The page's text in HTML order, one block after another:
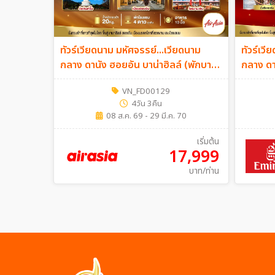
ทัวร์เวียดนาม มหัศจรรย์...เวียดนาม
กลาง ดานัง ฮอยอัน บาน่าฮิลล์ (พักบานา
ฮิลล์ 2 คืน) 4วัน 3คืน (FD)
VN_FD00129
4วัน 3คืน
08 ส.ค. 69 - 29 มี.ค. 70
เริ่มต้น
17,999
บาท/ท่าน
ทัวร์เวี
กลาง
(พักบา